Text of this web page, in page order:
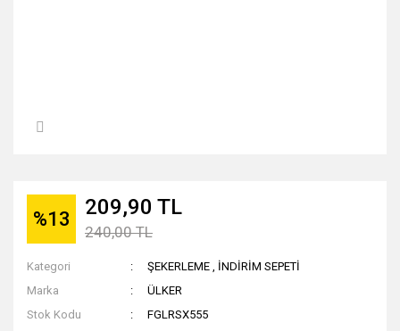
%13 209,90 TL
240,00 TL
Kategori ŞEKERLEME , İNDİRİM SEPETİ
Marka
ÜLKER
Stok Kodu
FGLRSX555